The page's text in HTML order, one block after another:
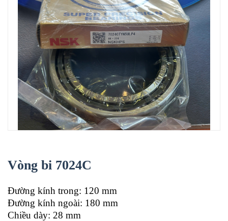
Vòng bi 7024C
Đường kính trong: 120 mm
Đường kính ngoài: 180 mm
Chiều dày: 28 mm